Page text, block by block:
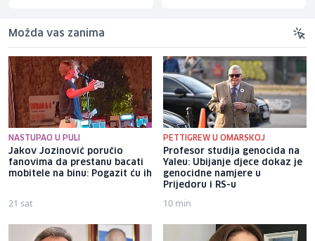
Možda vas zanima
NASTUPAO U PULI
Jakov Jozinović poručio
fanovima da prestanu bacati
mobitele na binu: Pogazit ću ih
21 sat
PETTIGREW U OMARSKOJ
Profesor studija genocida na
Yaleu: Ubijanje djece dokaz je
genocidne namjere u
Prijedoru i RS-u
10 min